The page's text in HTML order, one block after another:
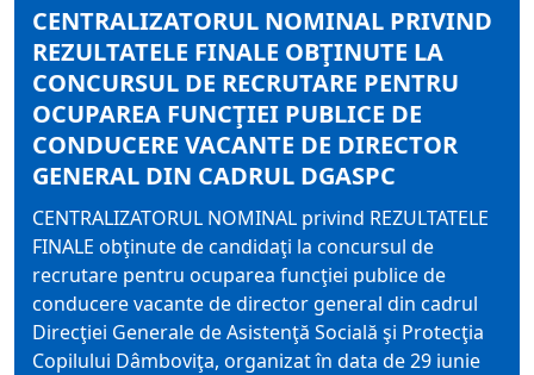
CENTRALIZATORUL NOMINAL PRIVIND
REZULTATELE FINALE OBŢINUTE LA
CONCURSUL DE RECRUTARE PENTRU
OCUPAREA FUNCŢIEI PUBLICE DE
CONDUCERE VACANTE DE DIRECTOR
GENERAL DIN CADRUL DGASPC
CENTRALIZATORUL NOMINAL privind REZULTATELE
FINALE obţinute de candidaţi la concursul de
recrutare pentru ocuparea funcţiei publice de
conducere vacante de director general din cadrul
Direcţiei Generale de Asistenţă Socială şi Protecţia
Copilului Dâmboviţa, organizat în data de 29 iunie